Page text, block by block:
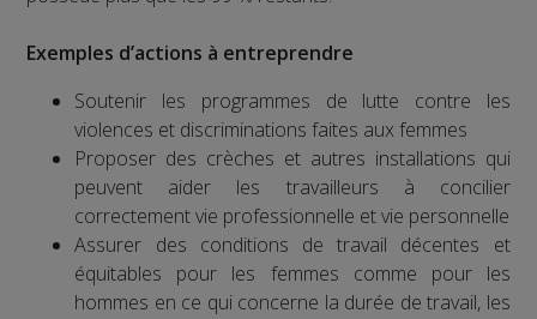
Exemples d’actions à entreprendre
Soutenir les programmes de lutte contre les
violences et discriminations faites aux femmes
Proposer des crèches et autres installations qui
peuvent aider les travailleurs à concilier
correctement vie professionnelle et vie personnelle
Assurer des conditions de travail décentes et
équitables pour les femmes comme pour les
hommes en ce qui concerne la durée de travail, les